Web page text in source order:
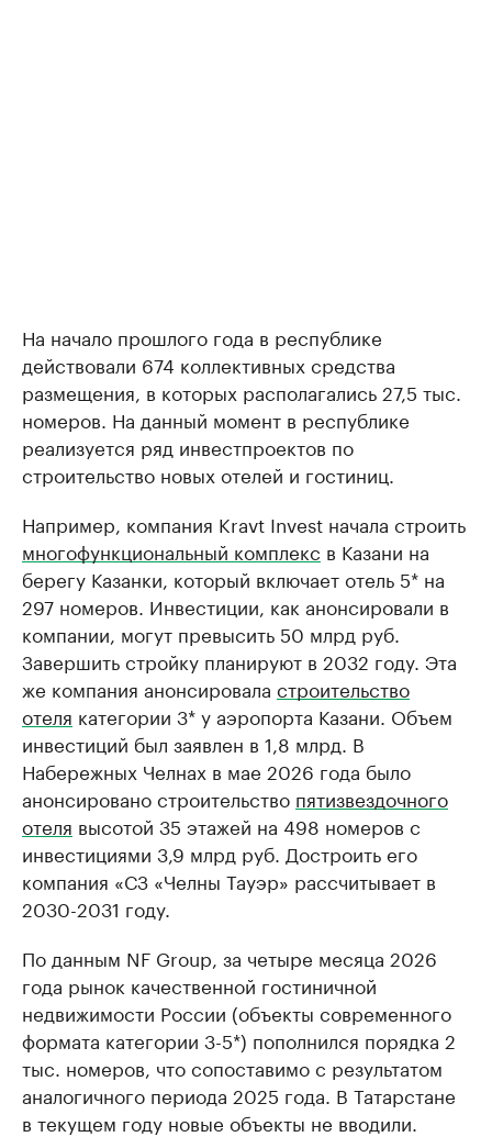
На начало прошлого года в республике
действовали 674 коллективных средства
размещения, в которых располагались 27,5 тыс.
номеров. На данный момент в республике
реализуется ряд инвестпроектов по
строительство новых отелей и гостиниц.
Например, компания Kravt Invest начала строить
многофункциональный комплекс в Казани на
берегу Казанки, который включает отель 5* на
297 номеров. Инвестиции, как анонсировали в
компании, могут превысить 50 млрд руб.
Завершить стройку планируют в 2032 году. Эта
же компания анонсировала строительство
отеля категории 3* у аэропорта Казани. Объем
инвестиций был заявлен в 1,8 млрд. В
Набережных Челнах в мае 2026 года было
анонсировано строительство пятизвездочного
отеля высотой 35 этажей на 498 номеров с
инвестициями 3,9 млрд руб. Достроить его
компания «СЗ «Челны Тауэр» рассчитывает в
2030-2031 году.
По данным NF Group, за четыре месяца 2026
года рынок качественной гостиничной
недвижимости России (объекты современного
формата категории 3-5*) пополнился порядка 2
тыс. номеров, что сопоставимо с результатом
аналогичного периода 2025 года. В Татарстане
в текущем году новые объекты не вводили.